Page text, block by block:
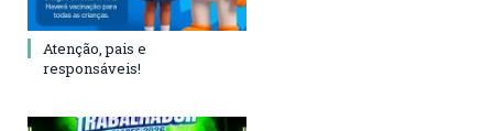
Atenção, pais e
responsáveis!